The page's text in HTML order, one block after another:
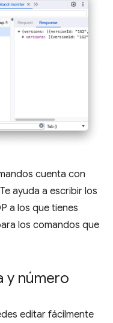
cuenta con
ayuda a escribir los
a los que tienes
los comandos que
y número
editar fácilmente